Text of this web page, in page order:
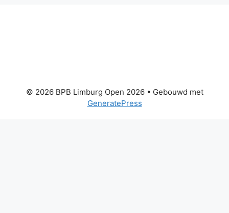
© 2026 BPB Limburg Open 2026• Gebouwd met
GeneratePress